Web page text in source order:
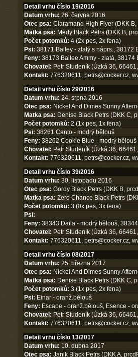
Detail vrhu číslo 19/2016
Datum vrhu: 26. června 2016
Otec psa: Claramand High Flyer (DKK
Matka psa: Medy Black Petrs (DKK B,
Počet potomků: 4 (2x pes, 2x fena)
Psi: 38171 Bailey - zlatý s náprs., 38172
Feny: 38173 Bailee Ammy - zlatá, 38174
Chovatel: Petr Studeník (Úzká 36,
Kontakt: 776320611, petrs@cocker.cz,
Detail vrhu číslo 29/2016
Datum vrhu: 24. srpna 2016
Otec psa: Nickel And Dimes Sunny
Matka psa: Denise Black Petrs (DKK C,
Počet potomků: 2 (1x pes, 1x fena)
Psi: 38261 Canto - modrý bělouš
Feny: 38262 Cookie Blue - modrý bělouš
Chovatel: Petr Studeník (Úzká 36,
Kontakt: 776320611, petrs@cocker.cz,
Detail vrhu číslo 39/2016
Datum vrhu: 30. listopadu 2016
Otec psa: Gordy Black Petrs (DKK B,
Matka psa: Zero Chance Black Petrs
Počet potomků: 3 (0x pes, 3x fena)
Psi:
Feny: 38343 Daila - modrý bělouš,
Chovatel: Petr Studeník (Úzká 36,
Kontakt: 776320611, petrs@cocker.cz,
Detail vrhu číslo 08/2017
Datum vrhu: 25. března 2017
Otec psa: Nickel And Dimes Sunny
Matka psa: Denise Black Petrs (DKK C,
Počet potomků: 3 (1x pes, 2x fena)
Psi: Einar - oranž.bělouš
Feny: Escape - oranž.bělouš, Esence -
Chovatel: Petr Studeník (Úzká 36,
Kontakt: 776320611, petrs@cocker.cz,
Detail vrhu číslo 13/2017
Datum vrhu: 10. dubna 2017
Otec psa: Janik Black Petrs (DKK A,